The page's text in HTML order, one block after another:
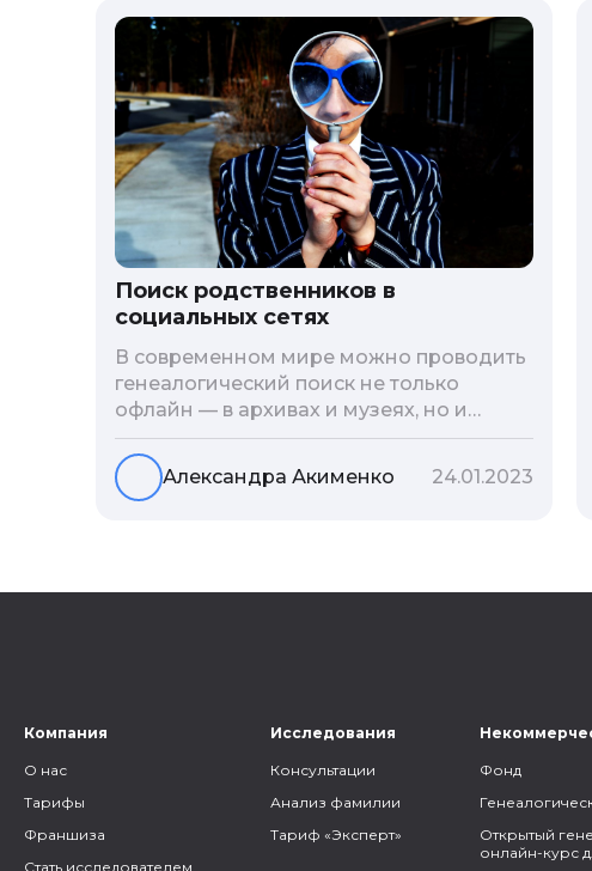
Поиск родственников в
социальных сетях
В современном мире можно проводить
генеалогический поиск не только
офлайн — в архивах и музеях, но и
воспользоваться интернетом. Сегодня
мы расскажем вам как и в каких
социальных сетях можно провести
то, как грамотно построить с ними
Александра Акименко 24.01.2023
Компания
О нас
Тарифы
Франшиза
Стать исследователем
Исследования
Консультации
Анализ фамилии
Тариф «Эксперт»
Фонд
Открытый
онлайн-курс